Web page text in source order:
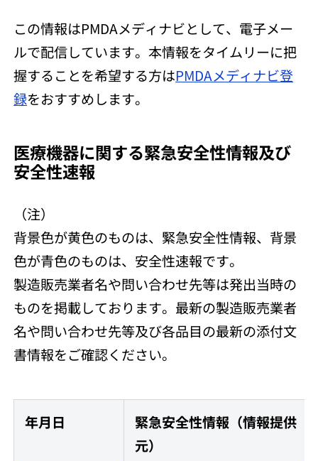
この情報はPMDAメディナビとして、電子メー
ルで配信しています。本情報をタイムリーに把
握することを希望する方はPMDAメディナビ登
録をおすすめします。
医療機器に関する緊急安全性情報及び
安全性速報
（注）
背景色が黄色のものは、緊急安全性情報、背景
色が青色のものは、安全性速報です。
製造販売業者名や問い合わせ先等は発出当時の
ものを掲載しております。最新の製造販売業者
名や問い合わせ先等及び各品目の最新の添付文
書情報をご確認ください。
年月日
緊急安全性情報（情報提供
元）